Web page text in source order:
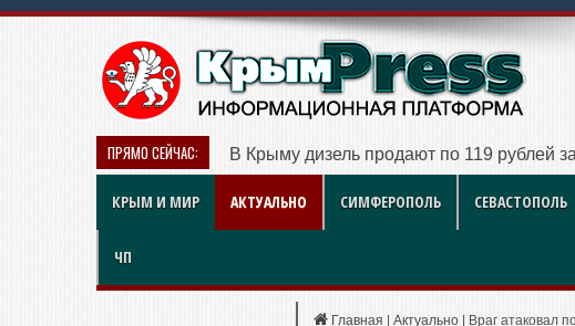
ПРЯМО СЕЙЧАС: В Крыму дизель продают по 119 рублей
КРЫМ И МИР АКТУАЛЬНО СИМФЕРОПОЛЬ СЕВАСТОПОЛЬ
ЧП
Главная Актуально Враг атаковал